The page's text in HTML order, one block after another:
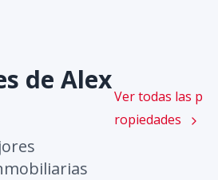
de Alex
Ver todas las p
ropiedades